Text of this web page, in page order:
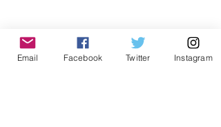
Email Facebook Twitter Instagram